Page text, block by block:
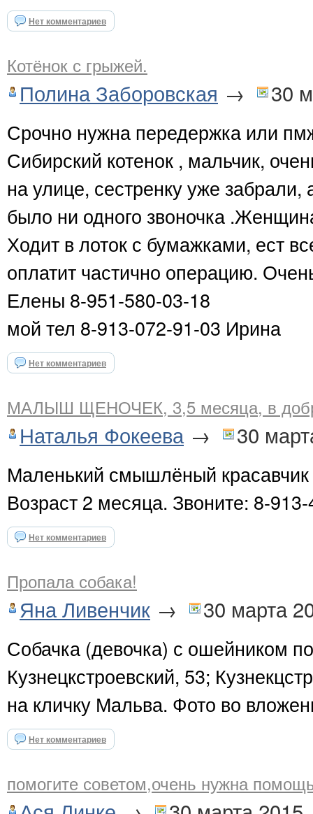
Нет комментариев
Котёнок с грыжей.
Полина Заборовская → 30
Срочно нужна передержка или
Сибирский котенок , мальчик,
на улице, сестренку уже
было ни одного звоночка
Ходит в лоток с бумажками, ест
оплатит частично операцию.
Елены 8-951-580-03-18
мой тел 8-913-072-91-03 Ирина
Нет комментариев
МАЛЫШ ЩЕНОЧЕК, 3,5 месяца, в
Наталья Фокеева → 30
Маленький смышлёный
Возраст 2 месяца. Звоните: 8-
Нет комментариев
Пропала собака!
Яна Ливенчик → 30 марта
Собачка (девочка) с ошейником
Кузнецкстроевский, 53;
на кличку Мальва. Фото во
Нет комментариев
помогите советом,очень нужна